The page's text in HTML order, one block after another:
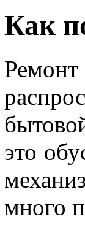
Как
это
много